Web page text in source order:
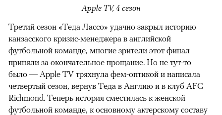
Apple TV, 4 сезон
Третий сезон «Теда Лассо» удачно закрыл историю
канзасского кризис-менеджера в английской
футбольной команде, многие зрители этот финал
приняли за окончательное прощание. Но не тут-то
было — Apple TV тряхнула фем-оптикой и написала
четвертый сезон, вернув Теда в Англию и в клуб AFC
Richmond. Теперь история сместилась к женской
футбольной команде, к основному актерскому составу